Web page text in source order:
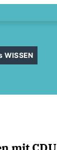
WISSEN